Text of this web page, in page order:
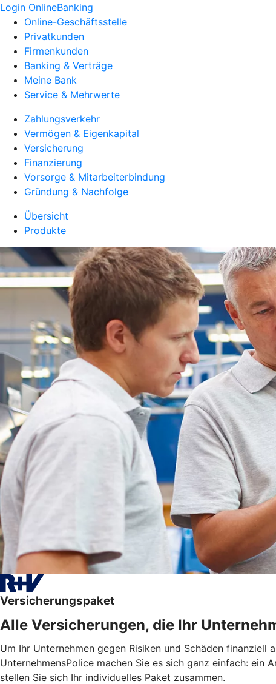
Login OnlineBanking
Online-Geschäftsstelle
Privatkunden
Firmenkunden
Banking & Verträge
Meine Bank
Service & Mehrwerte
Zahlungsverkehr
Vermögen & Eigenkapital
Versicherung
Finanzierung
Vorsorge & Mitarbeiterbindung
Gründung & Nachfolge
Übersicht
Produkte
Versicherungspaket
Alle Versicherungen, die Ihr
Um Ihr Unternehmen gegen Risiken und Schäden
UnternehmensPolice machen Sie es sich ganz einfach: ein
stellen Sie sich Ihr individuelles Paket zusammen.